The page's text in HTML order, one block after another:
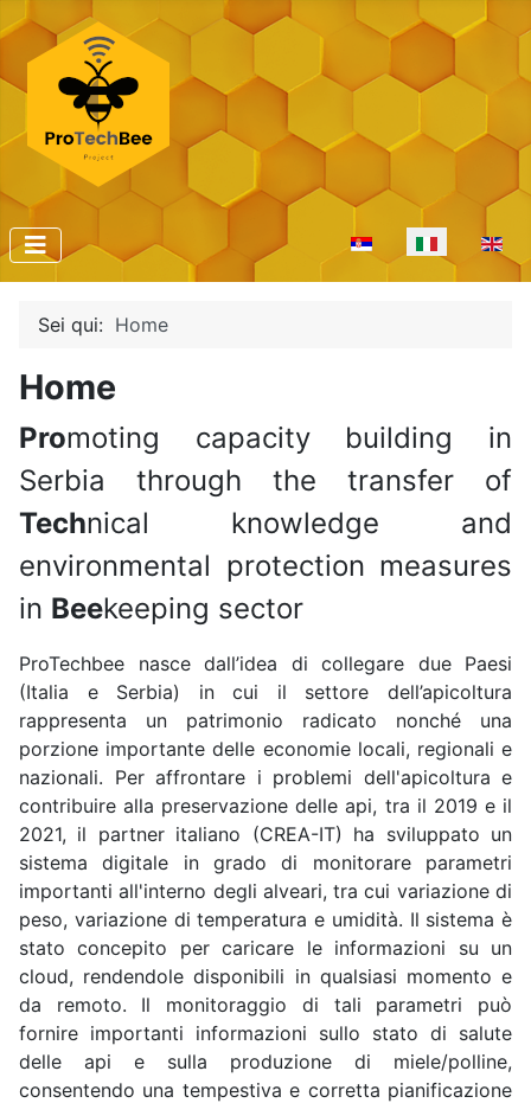
Seleziona la tua lingua
Sei qui: Home
Home
Promoting capacity building in
Serbia through the transfer of
Technical knowledge and
environmental protection measures
in Beekeeping sector
ProTechbee nasce dall’idea di collegare due Paesi
(Italia e Serbia) in cui il settore dell’apicoltura
rappresenta un patrimonio radicato nonché una
porzione importante delle economie locali, regionali e
nazionali. Per affrontare i problemi dell'apicoltura e
contribuire alla preservazione delle api, tra il 2019 e il
2021, il partner italiano (CREA-IT) ha sviluppato un
sistema digitale in grado di monitorare parametri
importanti all'interno degli alveari, tra cui variazione di
peso, variazione di temperatura e umidità. Il sistema è
stato concepito per caricare le informazioni su un
cloud, rendendole disponibili in qualsiasi momento e
da remoto. Il monitoraggio di tali parametri può
fornire importanti informazioni sullo stato di salute
delle api e sulla produzione di miele/polline,
consentendo una tempestiva e corretta pianificazione